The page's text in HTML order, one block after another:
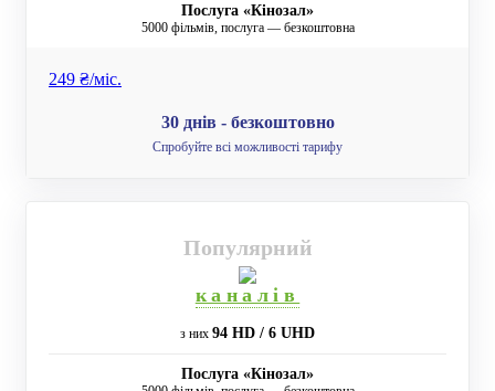
Послуга «Кінозал»
5000 фільмів, послуга — безкоштовна
249 ₴/мiс.
30 днів - безкоштовно
Спробуйте всі можливості тарифу
Популярний
каналів
з них 94 HD / 6 UHD
Послуга «Кінозал»